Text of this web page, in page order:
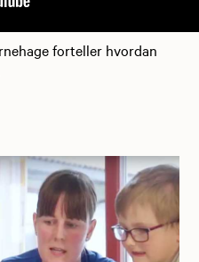
forteller hvordan